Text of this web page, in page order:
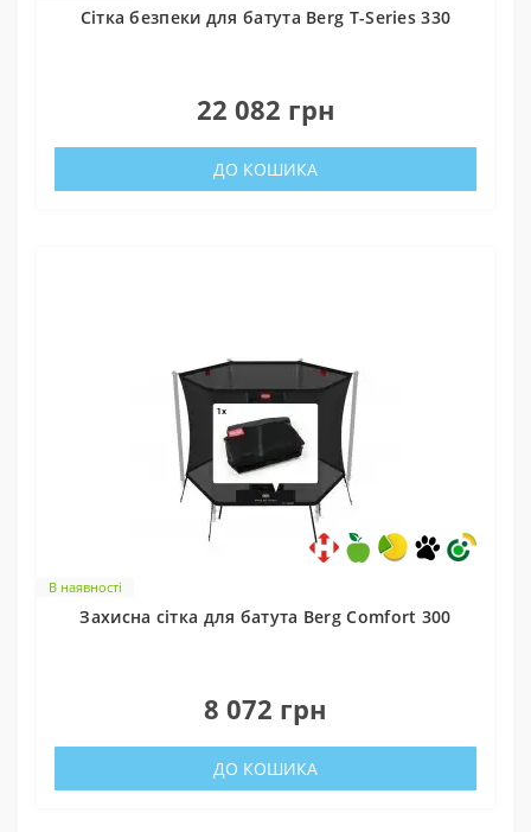
Cітка безпеки для батута Berg T-Series 330
22 082 грн
ДО КОШИКА
В наявності
Захисна сітка для батута Berg Comfort 300
8 072 грн
ДО КОШИКА